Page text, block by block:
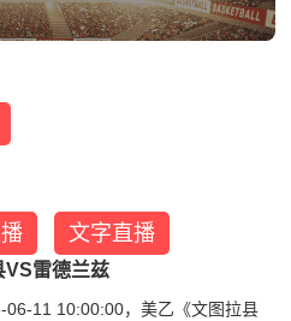
文字直播
VS雷德兰兹
11 10:00:00，美乙《文图拉县